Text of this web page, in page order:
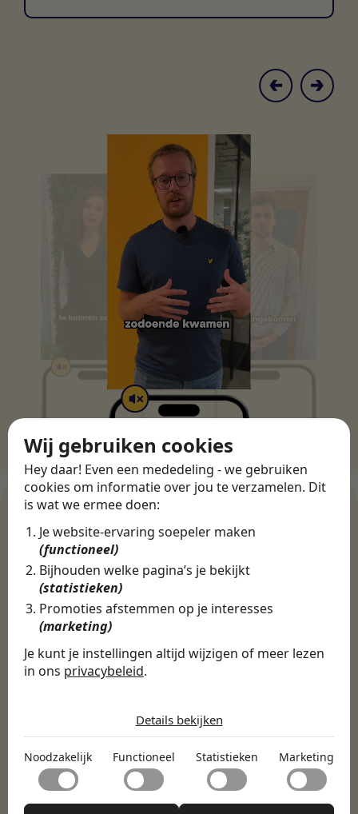
Wij gebruiken cookies
Hey daar! Even een mededeling - we gebruiken
cookies om informatie over jou te verzamelen. Dit
is wat we ermee doen:
Je website-ervaring soepeler maken
(functioneel)
Bijhouden welke pagina’s je bekijkt
(statistieken)
Promoties afstemmen op je interesses
(marketing)
Je kunt je instellingen altijd wijzigen of meer lezen
in ons privacybeleid.
Noodzakelijk
Noodzakelijke cookies helpen een website bruikbaar te
maken door basisfuncties zoals paginanavigatie en
toegang tot beveiligde delen van de website mogelijk te
Functioneel
Details bekijken
Noodzakelijk Functioneel Statistieken Marketing
Ontdek meer dan 500+
werkgevers
Finance, HR & administratie ICT
Horeca & Retail
Marketing & Communicatie
Zorg & Welzijn